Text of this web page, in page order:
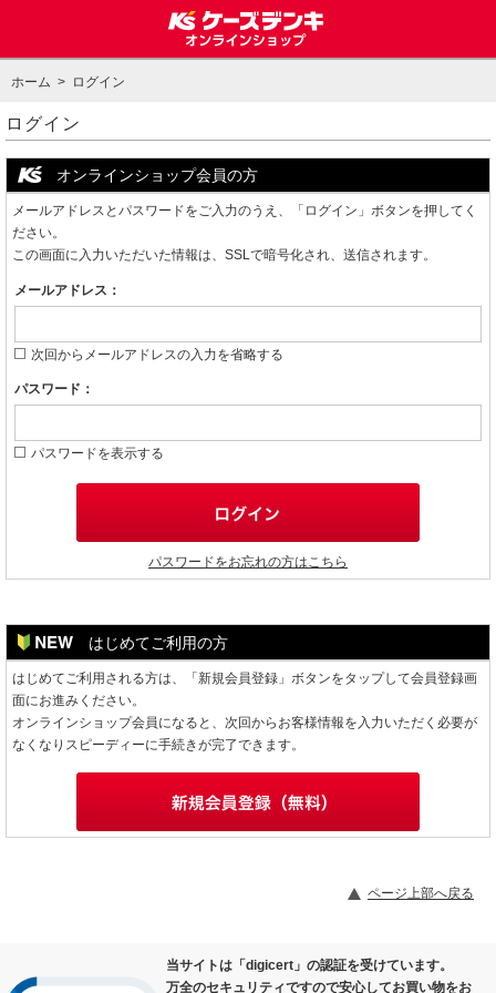
ホーム > ログイン
ログイン
オンラインショップ会員の方
メールアドレスとパスワードをご入力のうえ、「ログイン」ボタンを押してく
ださい。
この画面に入力いただいた情報は、SSLで暗号化され、送信されます。
メールアドレス：
次回からメールアドレスの入力を省略する
パスワード：
パスワードを表示する
パスワードをお忘れの方はこちら
はじめてご利用の方
はじめてご利用される方は、「新規会員登録」ボタンをタップして会員登録画
面にお進みください。
オンラインショップ会員になると、次回からお客様情報を入力いただく必要が
なくなりスピーディーに手続きが完了できます。
ページ上部へ戻る
当サイトは「digicert」の認証を受けています。
万全のセキュリティですので安心してお買い物をお